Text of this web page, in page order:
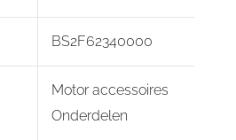
BS2F62340000
Motor accessoires
Onderdelen